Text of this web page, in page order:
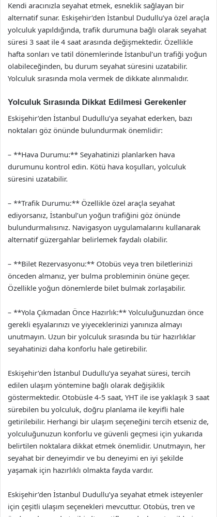
Kendi aracınızla seyahat etmek, esneklik sağlayan bir
alternatif sunar. Eskişehir’den İstanbul Dudullu’ya özel araçla
yolculuk yapıldığında, trafik durumuna bağlı olarak seyahat
süresi 3 saat ile 4 saat arasında değişmektedir. Özellikle
hafta sonları ve tatil dönemlerinde İstanbul’un trafiği yoğun
olabileceğinden, bu durum seyahat süresini uzatabilir.
Yolculuk sırasında mola vermek de dikkate alınmalıdır.
Yolculuk Sırasında Dikkat Edilmesi Gerekenler
Eskişehir’den İstanbul Dudullu’ya seyahat ederken, bazı
noktaları göz önünde bulundurmak önemlidir:
– **Hava Durumu:** Seyahatinizi planlarken hava
durumunu kontrol edin. Kötü hava koşulları, yolculuk
süresini uzatabilir.
– **Trafik Durumu:** Özellikle özel araçla seyahat
ediyorsanız, İstanbul’un yoğun trafiğini göz önünde
bulundurmalısınız. Navigasyon uygulamalarını kullanarak
alternatif güzergahlar belirlemek faydalı olabilir.
– **Bilet Rezervasyonu:** Otobüs veya tren biletlerinizi
önceden almanız, yer bulma probleminin önüne geçer.
Özellikle yoğun dönemlerde bilet bulmak zorlaşabilir.
– **Yola Çıkmadan Önce Hazırlık:** Yolculuğunuzdan önce
gerekli eşyalarınızı ve yiyeceklerinizi yanınıza almayı
unutmayın. Uzun bir yolculuk sırasında bu tür hazırlıklar
seyahatinizi daha konforlu hale getirebilir.
Eskişehir’den İstanbul Dudullu’ya seyahat süresi, tercih
edilen ulaşım yöntemine bağlı olarak değişiklik
göstermektedir. Otobüsle 4-5 saat, YHT ile ise yaklaşık 3 saat
sürebilen bu yolculuk, doğru planlama ile keyifli hale
getirilebilir. Herhangi bir ulaşım seçeneğini tercih etseniz de,
yolculuğunuzun konforlu ve güvenli geçmesi için yukarıda
belirtilen noktalara dikkat etmek önemlidir. Unutmayın, her
seyahat bir deneyimdir ve bu deneyimi en iyi şekilde
yaşamak için hazırlıklı olmakta fayda vardır.
Eskişehir’den İstanbul Dudullu’ya seyahat etmek isteyenler
için çeşitli ulaşım seçenekleri mevcuttur. Otobüs, tren ve